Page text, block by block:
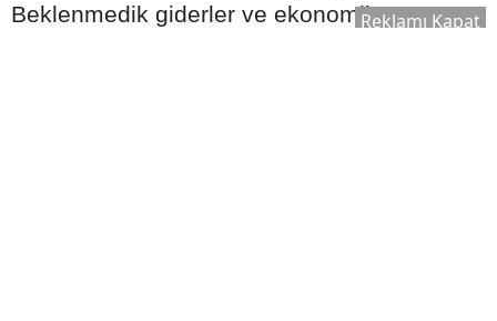
Beklenmedik giderler ve ekonomikReklamı Kapat